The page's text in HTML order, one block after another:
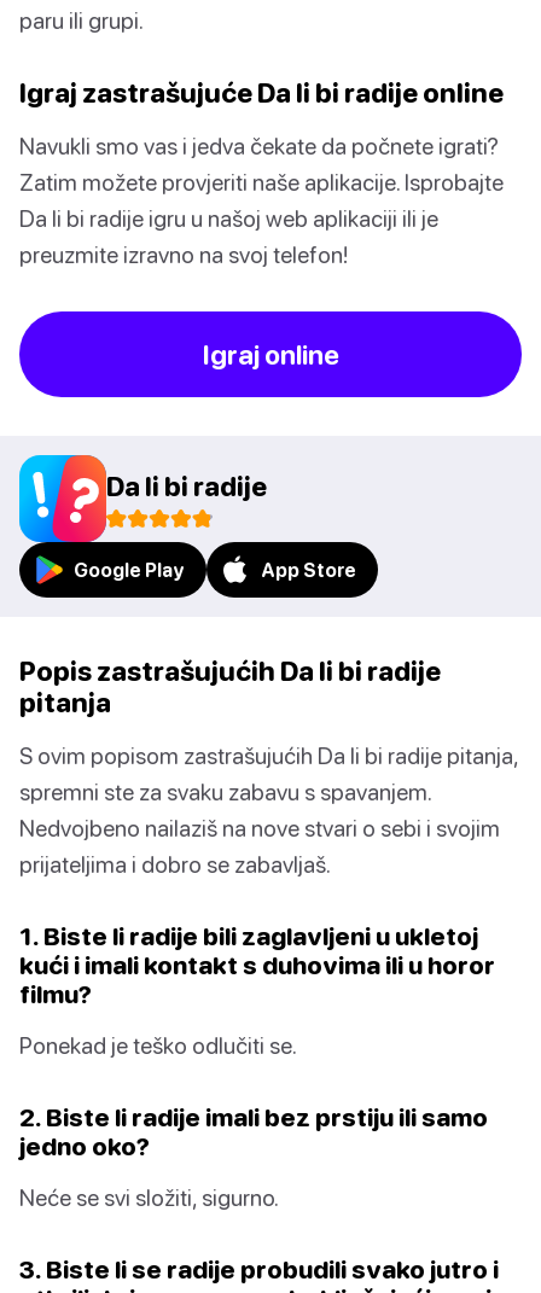
paru ili grupi.
Igraj zastrašujuće Da li bi radije online
Navukli smo vas i jedva čekate da počnete igrati?
Zatim možete provjeriti naše aplikacije. Isprobajte
Da li bi radije igru u našoj web aplikaciji ili je
preuzmite izravno na svoj telefon!
Igraj online
Da li bi radije
Google Play App Store
Popis zastrašujućih Da li bi radije
pitanja
S ovim popisom zastrašujućih Da li bi radije pitanja,
spremni ste za svaku zabavu s spavanjem.
Nedvojbeno nailaziš na nove stvari o sebi i svojim
prijateljima i dobro se zabavljaš.
1. Biste li radije bili zaglavljeni u ukletoj
kući i imali kontakt s duhovima ili u horor
filmu?
Ponekad je teško odlučiti se.
2. Biste li radije imali bez prstiju ili samo
jedno oko?
Neće se svi složiti, sigurno.
3. Biste li se radije probudili svako jutro i